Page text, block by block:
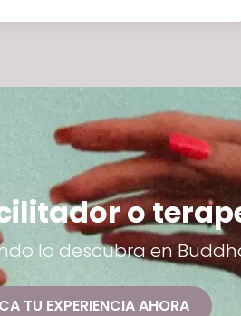
o
lo descubra en
TU EXPERIENCIA AHORA